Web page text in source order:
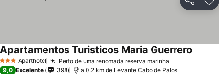
Partilhar
3 EstrelasAparthotel Perto de uma renomada reserva marinha
Apartamentos Turisticos Maria Guerrero
9,0 Excelente 398 a 0.2 km de Levante Cabo de Palos